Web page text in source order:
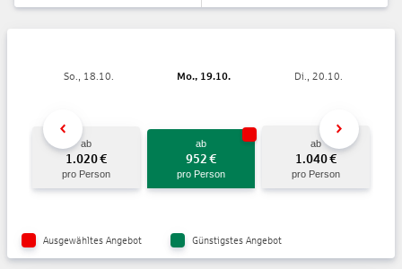
So., 18.10.
ab
1.020€
pro Person
Mo., 19.10.
ab
952 €
pro Person
Di., 20.10.
ab
1.040€
pro Person
Ausgewähltes Angebot Günstigstes Angebot